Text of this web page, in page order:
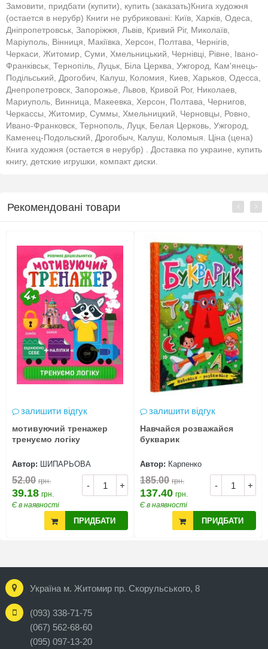
Замовити, придбати (купити), купить (заказать)Книга художня
(остается в нерубр) Книги не рубриковані: Київ, Харків, Одеса,
Дніпропетровськ, Запоріжжя, Львів, Кривий Ріг, Миколаїв,
Маріуполь, Вінниця, Макіївка, Херсон, Полтава, Чернігів,
Черкаси, Житомир, Суми, Хмельницький, Чернівці, Рівне, Івано-
Франківськ, Тернопіль, Луцьк, Біла Церква, Ужгород, Кам'янець-
Подільський, Дрогобич, Калуш, Коломия, Киев, Харьков, Одесса,
Днепропетровск, Запорожье, Львов, Кривой Рог, Николаев,
Мариуполь, Винница, Макеевка, Херсон, Полтава, Чернигов,
Черкассы, Житомир, Суммы, Хмельницкий, Черновцы, Ровно,
Ивано-Франковск, Тернополь, Луцк, Белая Церковь, Ужгород,
Каменец-Подольский, Дрогобыч, Калуш, Коломыя. Ціна (цена)
Книга художня (остается в нерубр) . Доставка по украине, купить
книгу, детские игрушки, компакт диски.
Рекомендовані товари
залишити відгук
мотивуючий тренажер
тренуємо логіку
Автор: ШИПАРЬОВА
- +
52.00 грн.
39.18 грн.
Є в наявності
ПРИДБАТИ
залишити відгук
Навчайся розважайся
букварик
Автор: Карпенко
- +
185.00 грн.
137.40 грн.
Є в наявності
ПРИДБАТИ
Україна м. Житомир пр. Скорульського, 8
(093) 338-71-75
(067) 562-68-60
(095) 097-13-20